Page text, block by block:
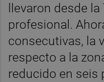
llevaron desde
profesional.
consecutivas, la
respecto a la
reducido en seis